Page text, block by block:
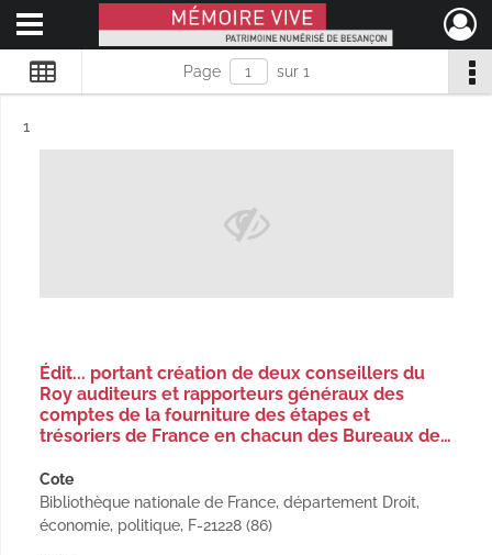
Mémoire Vive patrimoine numérisé de Besançon
Ouvrir le menu déroulant
Page sur 1
Résultat n°
1
Édit... portant création de deux conseillers du
Roy auditeurs et rapporteurs généraux des
comptes de la fourniture des étapes et
trésoriers de France en chacun des Bureaux de…
Cote
Bibliothèque nationale de France, département Droit,
économie, politique, F-21228 (86)